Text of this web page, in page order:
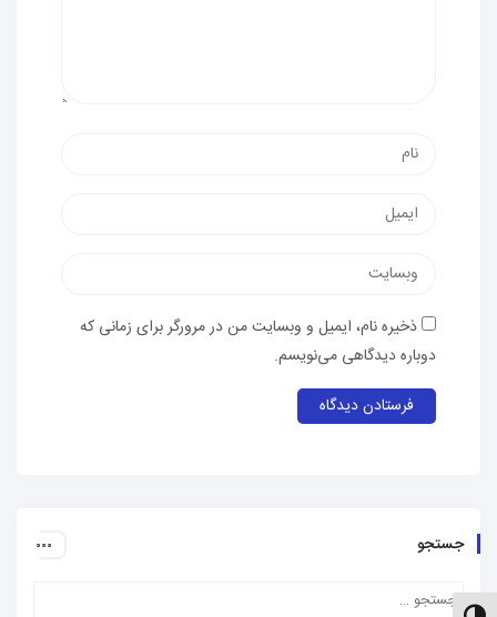
پست
وب‌سایت
ذخیره نام، ایمیل و وبسایت من در مرورگر برای زمانی که
دوباره دیدگاهی می‌نویسم.
جستجو